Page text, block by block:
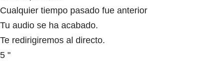
Cualquier tiempo pasado fue anterior
Tu audio se ha acabado.
Te redirigiremos al directo.
5 "